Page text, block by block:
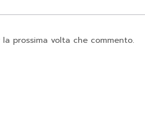
prossima volta che commento.